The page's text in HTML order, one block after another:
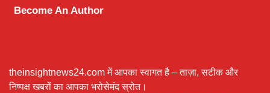
Become An Author
theinsightnews24.com में आपका स्वागत है – ताज़ा, सटीक और
निष्पक्ष खबरों का आपका भरोसेमंद स्रोत।